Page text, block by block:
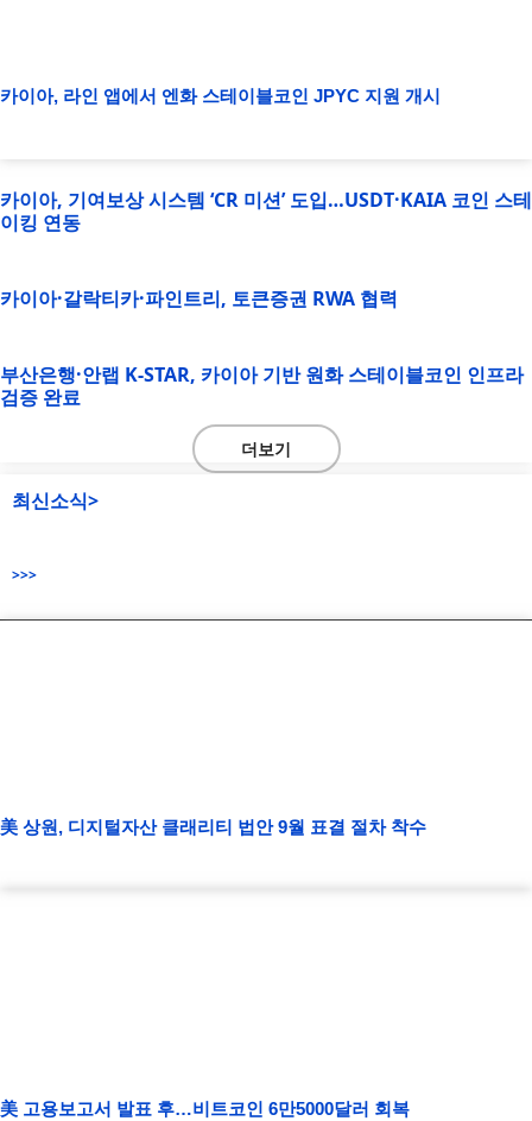
카이아, 라인 앱에서 엔화 스테이블코인 JPYC 지원 개시
카이아, 기여보상 시스템 ‘CR 미션’ 도입…USDT·KAIA 코인 스테
이킹 연동
카이아·갈락티카·파인트리, 토큰증권 RWA 협력
부산은행·안랩 K-STAR, 카이아 기반 원화 스테이블코인 인프라
검증 완료
더보기
최신소식>
>>>
美 상원, 디지털자산 클래리티 법안 9월 표결 절차 착수
美 고용보고서 발표 후…비트코인 6만5000달러 회복